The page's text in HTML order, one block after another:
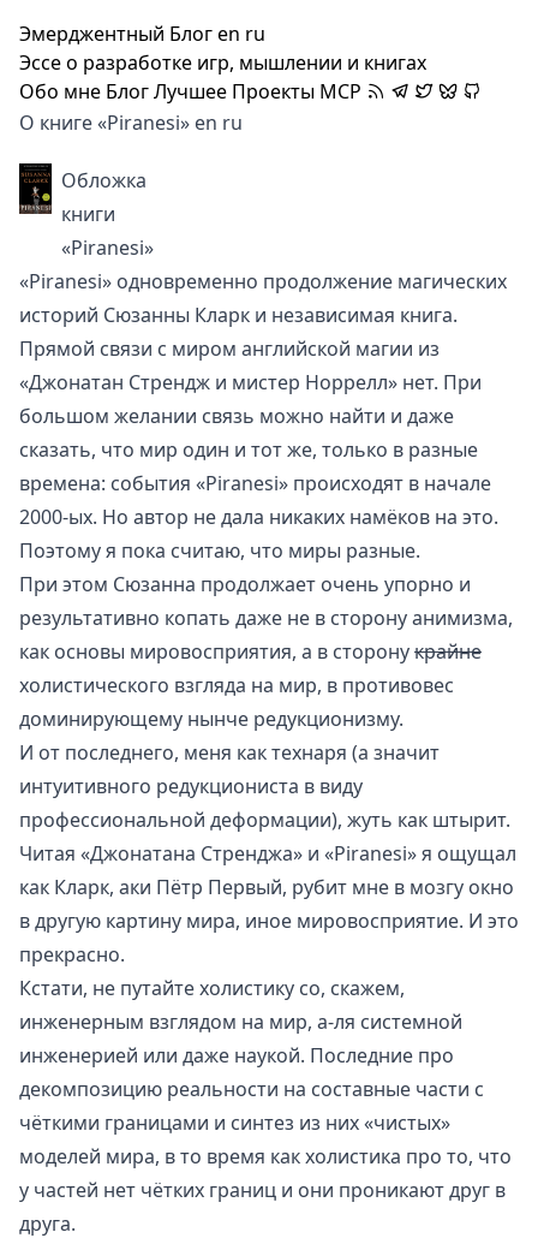
Эмерджентный Блогen ru
Эссе о разработке игр, мышлении и книгах
Обо мне БлогЛучшее Проекты MCP
О книге «Piranesi» en ru
Обложка
книги
«Piranesi»
«Piranesi» одновременно продолжение магических
историй Сюзанны Кларк и независимая книга.
Прямой связи с миром английской магии из
«Джонатан Стрендж и мистер Норрелл» нет. При
большом желании связь можно найти и даже
сказать, что мир один и тот же, только в разные
времена: события «Piranesi» происходят в начале
2000-ых. Но автор не дала никаких намёков на это.
Поэтому я пока считаю, что миры разные.
При этом Сюзанна продолжает очень упорно и
результативно копать даже не в сторонуанимизма,
как основы мировосприятия, а в сторонукрайне
холистического взгляда на мир, в противовес
доминирующему нынче редукционизму.
И от последнего, меня как технаря (а значит
интуитивного редукциониста в виду
профессиональной деформации), жуть как штырит.
Читая «Джонатана Стренджа» и «Piranesi» я ощущал
как Кларк, аки Пётр Первый, рубит мне в мозгу окно
в другую картину мира, иное мировосприятие. И это
прекрасно.
Кстати, не путайте холистику со, скажем,
инженерным взглядом на мир, а-ля системной
инженерией или даже наукой. Последние про
декомпозицию реальности на составные части с
чёткими границами и синтез из них «чистых»
моделей мира, в то время как холистика про то, что
у частей нет чётких границ и они проникают друг в
друга.